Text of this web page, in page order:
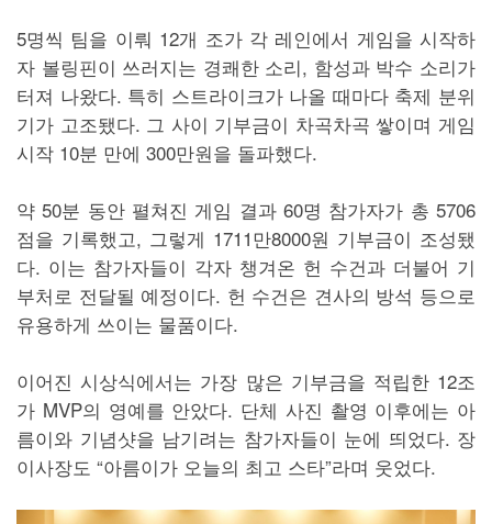
5명씩 팀을 이뤄 12개 조가 각 레인에서 게임을 시작하
자 볼링핀이 쓰러지는 경쾌한 소리, 함성과 박수 소리가
터져 나왔다. 특히 스트라이크가 나올 때마다 축제 분위
기가 고조됐다. 그 사이 기부금이 차곡차곡 쌓이며 게임
시작 10분 만에 300만원을 돌파했다.
약 50분 동안 펼쳐진 게임 결과 60명 참가자가 총 5706
점을 기록했고, 그렇게 1711만8000원 기부금이 조성됐
다. 이는 참가자들이 각자 챙겨온 헌 수건과 더불어 기
부처로 전달될 예정이다. 헌 수건은 견사의 방석 등으로
유용하게 쓰이는 물품이다.
이어진 시상식에서는 가장 많은 기부금을 적립한 12조
가 MVP의 영예를 안았다. 단체 사진 촬영 이후에는 아
름이와 기념샷을 남기려는 참가자들이 눈에 띄었다. 장
이사장도 “아름이가 오늘의 최고 스타”라며 웃었다.